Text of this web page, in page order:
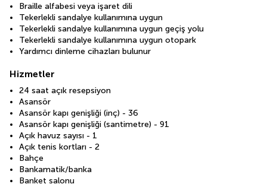
Braille alfabesi veya işaret dili
Tekerlekli sandalye kullanımına uygun
Tekerlekli sandalye kullanımına uygun geçiş yolu
Tekerlekli sandalye kullanımına uygun otopark
Yardımcı dinleme cihazları bulunur
Hizmetler
24 saat açık resepsiyon
Asansör
Asansör kapı genişliği (inç) - 36
Asansör kapı genişliği (santimetre) - 91
Açık havuz sayısı - 1
Açık tenis kortları - 2
Bahçe
Bankamatik/banka
Banket salonu